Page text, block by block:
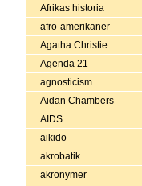
Afrikas historia
afro-amerikaner
Agatha Christie
Agenda 21
agnosticism
Aidan Chambers
AIDS
aikido
akrobatik
akronymer